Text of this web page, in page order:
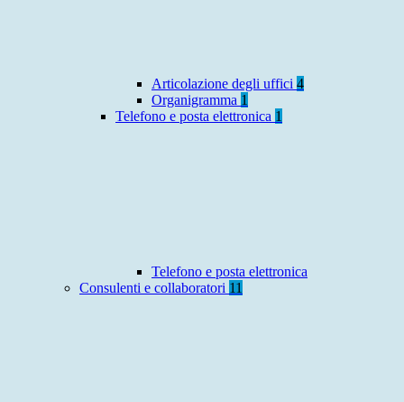
Articolazione degli uffici 4
Organigramma 1
Telefono e posta elettronica 1
Telefono e posta elettronica
Consulenti e collaboratori 11